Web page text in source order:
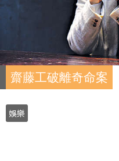
齋藤工破離奇命案
娛樂